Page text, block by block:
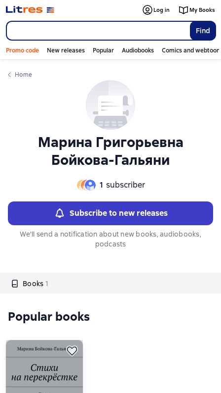
Find
Log in My Books
Promo code New releases Popular Audiobooks Comics and
Home
Марина Григорьевна
Бойкова-Гальяни
1 subscriber
Subscribe to new releases
We'll send a notification about new books, audiobooks,
podcasts
Books 1
Слайдер с книгами
Popular books